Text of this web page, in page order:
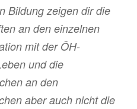
Bildung zeigen dir die
an den einzelnen
mit der ÖH-
und die
an den
aber auch nicht die